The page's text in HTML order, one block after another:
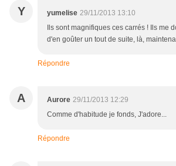
Y yumelise 29/11/2013 13:10
Ils sont magnifiques ces carrés ! Ils me
d'en goûter un tout de suite, là,
Répondre
A Aurore 29/11/2013 12:29
Comme d'habitude je fonds, J'adore...
Répondre